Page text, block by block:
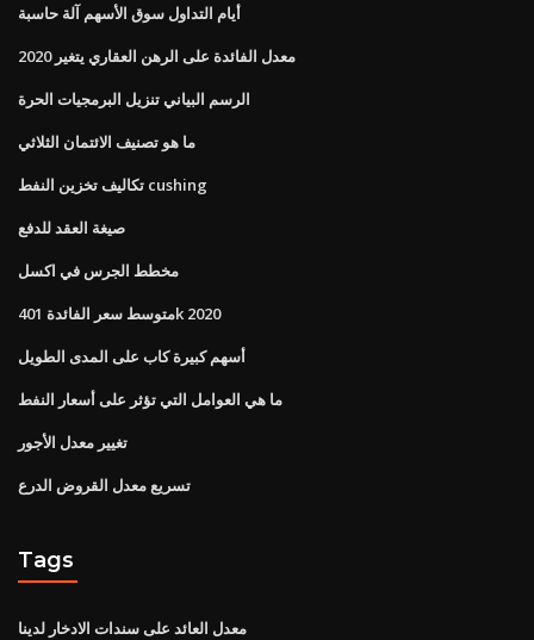
أيام التداول سوق الأسهم آلة حاسبة
معدل الفائدة على الرهن العقاري يتغير 2020
الرسم البياني تنزيل البرمجيات الحرة
ما هو تصنيف الائتمان الثلاثي
تكاليف تخزين النفط cushing
صيغة العقد للدفع
مخطط الجرس في اكسل
متوسط ​​سعر الفائدة 401k 2020
أسهم كبيرة كاب على المدى الطويل
ما هي العوامل التي تؤثر على أسعار النفط
تغيير معدل الأجور
تسريع معدل القروض الدرع
Tags
معدل العائد على سندات الادخار لدينا